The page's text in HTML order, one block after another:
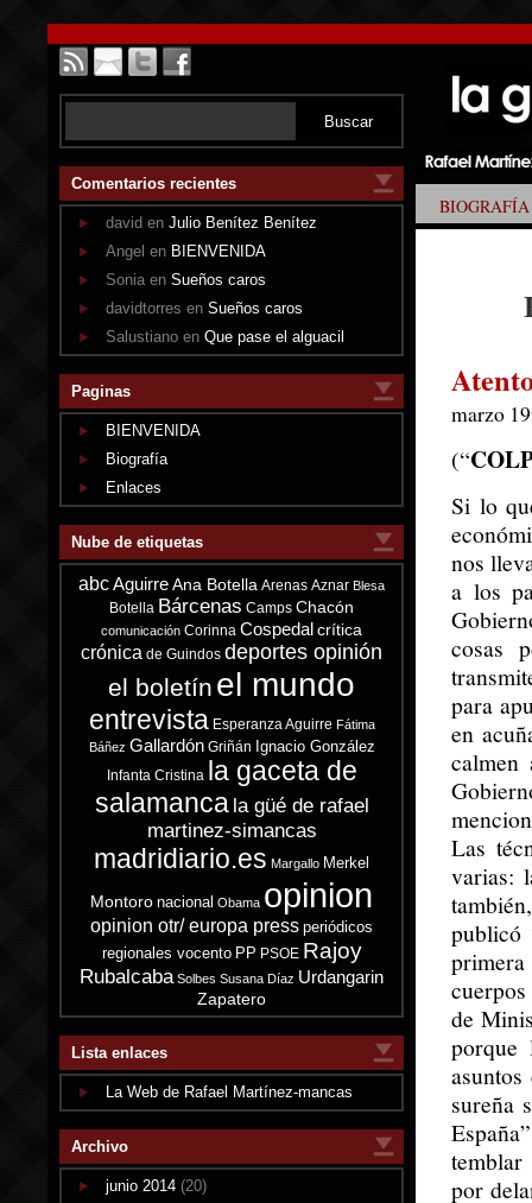
Comentarios recientes
david en Julio Benítez Benítez
Angel en BIENVENIDA
Sonia en Sueños caros
davidtorres en Sueños caros
Salustiano en Que pase el alguacil
Paginas
BIENVENIDA
Biografía
Enlaces
Nube de etiquetas
abcAguirre Ana Botella Arenas Aznar Blesa
Botella Bárcenas Camps Chacón
comunicación Corinna Cospedal crítica
crónica de Guindos deportes opinión
el boletín el mundo
entrevista Esperanza Aguirre Fátima
Báñez Gallardón Griñán Ignacio González
Infanta Cristina la gaceta de
salamanca la güé de rafael
martinez-simancas
madridiario.es Margallo Merkel
Montoro nacional Obama opinion
opinion otr/ europa press periódicos
regionales vocento PP PSOE Rajoy
Rubalcaba Solbes Susana Díaz Urdangarin
Zapatero
Lista enlaces
La Web de Rafael Martínez-mancas
Archivo
junio 2014 (20)
BIOGRAFÍA
marzo
(“
Si lo
nos
a los
cosas
para
en
calmen
Las
varias:
publicó
de
porque
sureña
por